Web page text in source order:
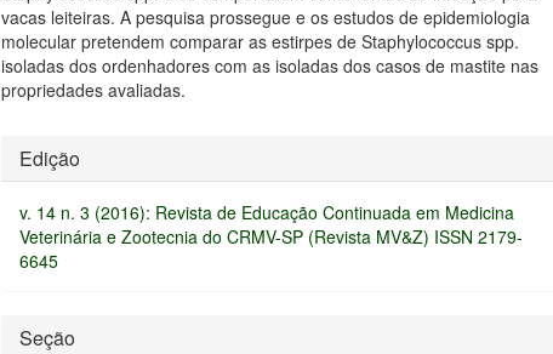
vacas leiteiras. A pesquisa prossegue e os estudos de epidemiologia
molecular pretendem comparar as estirpes de Staphylococcus spp.
isoladas dos ordenhadores com as isoladas dos casos de mastite nas
propriedades avaliadas.
Detalhes
do
artigo
Edição
v. 14 n. 3 (2016): Revista de Educação Continuada em Medicina
Veterinária e Zootecnia do CRMV-SP (Revista MV&Z) ISSN 2179-
6645
Seção